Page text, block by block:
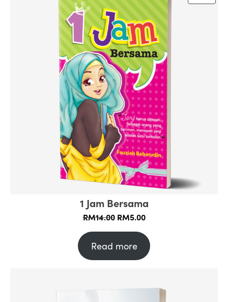
ON
1 Jam Bersama
RM14.00 Original
price
RM14.00.
RM5.00Current
is:
RM5.00.
Read more